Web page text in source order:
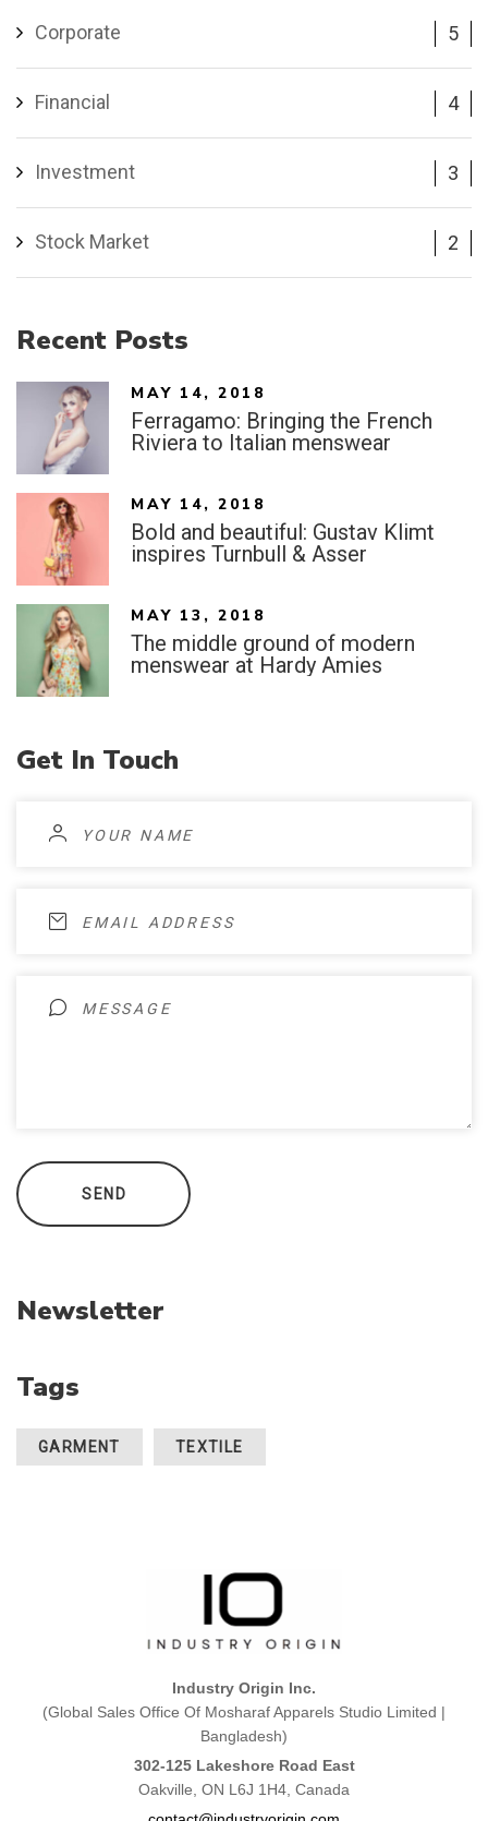
5
Corporate
4
Financial
3
Investment
2
Stock Market
Recent Posts
Ferragamo: Bringing the French
Riviera to Italian menswear
MAY 14, 2018
Bold and beautiful: Gustav Klimt
inspires Turnbull & Asser
MAY 14, 2018
The middle ground of modern
menswear at Hardy Amies
MAY 13, 2018
Get In Touch
Newsletter
Tags
GARMENT TEXTILE
Industry Origin Inc.
(Global Sales Office Of Mosharaf Apparels Studio Limited |
Bangladesh)
302-125 Lakeshore Road East
Oakville, ON L6J 1H4, Canada